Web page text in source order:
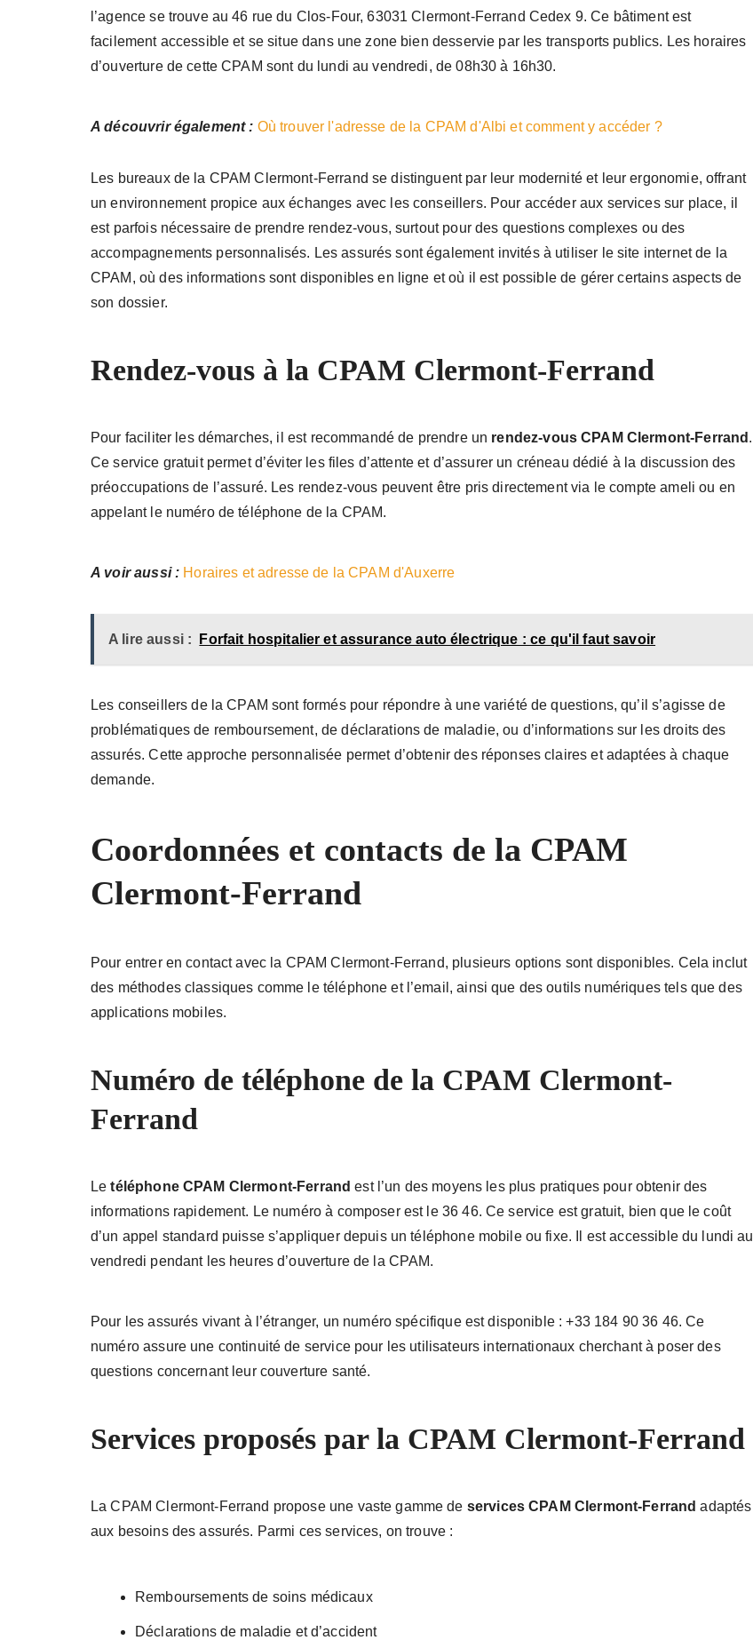
l’agence se trouve au 46 rue du Clos-Four, 63031 Clermont-Ferrand Cedex 9. Ce bâtiment est
facilement accessible et se situe dans une zone bien desservie par les transports publics. Les horaires
d’ouverture de cette CPAM sont du lundi au vendredi, de 08h30 à 16h30.
A découvrir également : Où trouver l'adresse de la CPAM d'Albi et comment y accéder ?
Les bureaux de la CPAM Clermont-Ferrand se distinguent par leur modernité et leur ergonomie, offrant
un environnement propice aux échanges avec les conseillers. Pour accéder aux services sur place, il
est parfois nécessaire de prendre rendez-vous, surtout pour des questions complexes ou des
accompagnements personnalisés. Les assurés sont également invités à utiliser le site internet de la
CPAM, où des informations sont disponibles en ligne et où il est possible de gérer certains aspects de
son dossier.
Rendez-vous à la CPAM Clermont-Ferrand
Pour faciliter les démarches, il est recommandé de prendre un rendez-vous CPAM Clermont-Ferrand .
Ce service gratuit permet d’éviter les files d’attente et d’assurer un créneau dédié à la discussion des
préoccupations de l’assuré. Les rendez-vous peuvent être pris directement via le compte ameli ou en
appelant le numéro de téléphone de la CPAM.
A voir aussi : Horaires et adresse de la CPAM d'Auxerre
A lire aussi : Forfait hospitalier et assurance auto électrique : ce qu'il faut savoir
Les conseillers de la CPAM sont formés pour répondre à une variété de questions, qu’il s’agisse de
problématiques de remboursement, de déclarations de maladie, ou d’informations sur les droits des
assurés. Cette approche personnalisée permet d’obtenir des réponses claires et adaptées à chaque
demande.
Coordonnées et contacts de la CPAM
Clermont-Ferrand
Pour entrer en contact avec la CPAM Clermont-Ferrand, plusieurs options sont disponibles. Cela inclut
des méthodes classiques comme le téléphone et l’email, ainsi que des outils numériques tels que des
applications mobiles.
Numéro de téléphone de la CPAM Clermont-
Ferrand
Letéléphone CPAM Clermont-Ferrand est l’un des moyens les plus pratiques pour obtenir des
informations rapidement. Le numéro à composer est le 36 46. Ce service est gratuit, bien que le coût
d’un appel standard puisse s’appliquer depuis un téléphone mobile ou fixe. Il est accessible du lundi au
vendredi pendant les heures d’ouverture de la CPAM.
Pour les assurés vivant à l’étranger, un numéro spécifique est disponible : +33 184 90 36 46. Ce
numéro assure une continuité de service pour les utilisateurs internationaux cherchant à poser des
questions concernant leur couverture santé.
Services proposés par la CPAM Clermont-Ferrand
La CPAM Clermont-Ferrand propose une vaste gamme de services CPAM Clermont-Ferrand adaptés
aux besoins des assurés. Parmi ces services, on trouve :
Remboursements de soins médicaux
Déclarations de maladie et d’accident